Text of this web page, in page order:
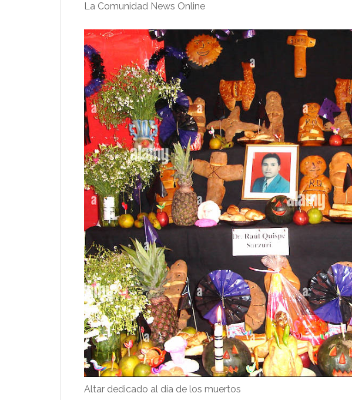
La Comunidad News Online
Altar dedicado al día de los muertos